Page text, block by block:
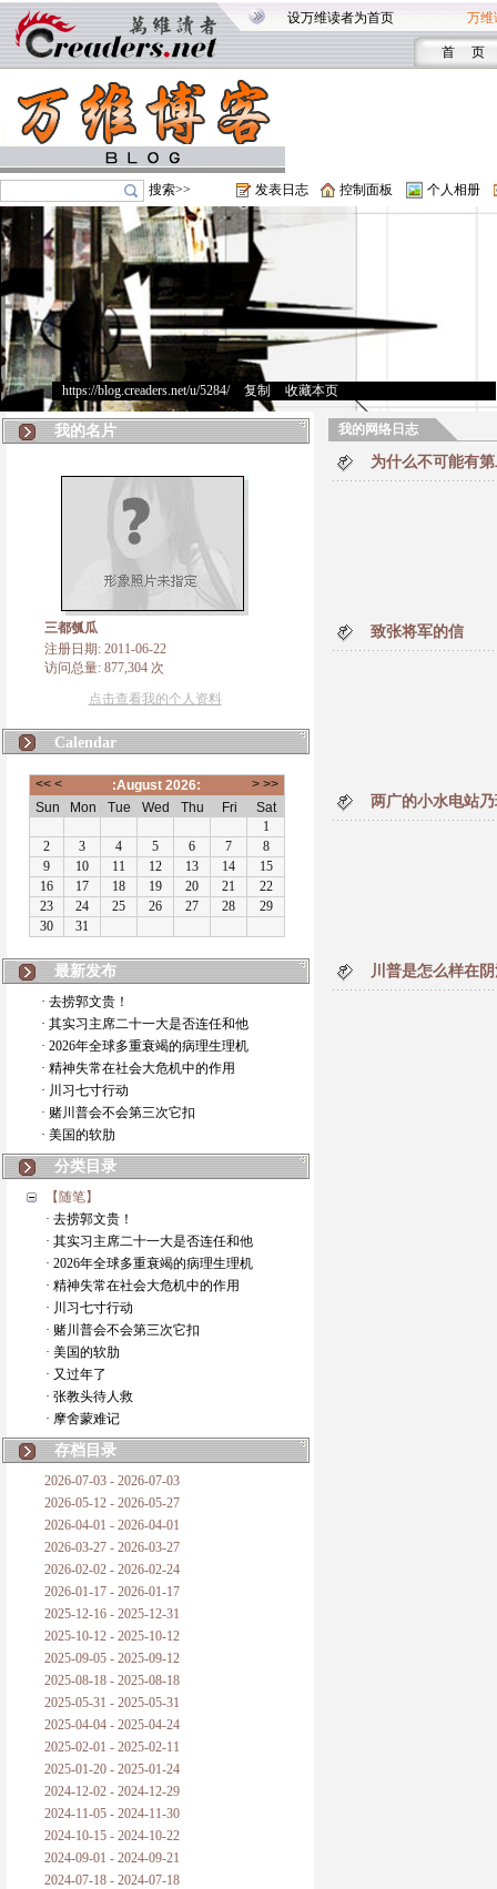
设万维读者为首页 万维
首 页
搜索>> 发表日志 控制面板 个人相册
https://blog.creaders.net/u/5284/> 复制 收藏本页
我的名片
三都瓠瓜
注册日期: 2011-06-22
访问总量: 877,304 次
点击查看我的个人资料
Calendar
最新发布
· 去捞郭文贵！
· 其实习主席二十一大是否连任和他
· 2026年全球多重衰竭的病理生理机
· 精神失常在社会大危机中的作用
· 川习七寸行动
· 赌川普会不会第三次它扣
· 美国的软肋
分类目录
【随笔】
· 去捞郭文贵！
· 其实习主席二十一大是否连任和他
· 2026年全球多重衰竭的病理生理机
· 精神失常在社会大危机中的作用
· 川习七寸行动
· 赌川普会不会第三次它扣
· 美国的软肋
· 又过年了
· 张教头待人救
· 摩舍蒙难记
存档目录
2026-07-03 - 2026-07-03
2026-05-12 - 2026-05-27
2026-04-01 - 2026-04-01
2026-03-27 - 2026-03-27
2026-02-02 - 2026-02-24
2026-01-17 - 2026-01-17
2025-12-16 - 2025-12-31
2025-10-12 - 2025-10-12
2025-09-05 - 2025-09-12
2025-08-18 - 2025-08-18
2025-05-31 - 2025-05-31
2025-04-04 - 2025-04-24
2025-02-01 - 2025-02-11
2025-01-20 - 2025-01-24
2024-12-02 - 2024-12-29
2024-11-05 - 2024-11-30
2024-10-15 - 2024-10-22
2024-09-01 - 2024-09-21
2024-07-18 - 2024-07-18
我的网络日志
为什么不可能有
致张将军的信
两广的小水电站
川普是怎么样在